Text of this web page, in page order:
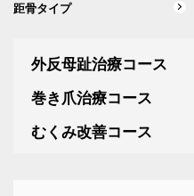
距骨タイプ
外反母趾治療コース
巻き爪治療コース
むくみ改善コース